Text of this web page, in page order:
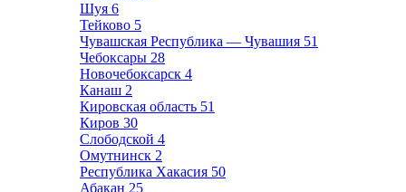
Шуя 6
Тейково 5
Чувашская Республика — Чувашия 51
Чебоксары 28
Новочебоксарск 4
Канаш 2
Кировская область 51
Киров 30
Слободской 4
Омутнинск 2
Республика Хакасия 50
Абакан 25